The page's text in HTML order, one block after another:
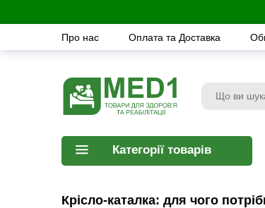
Про нас Оплата та Доставка
Категорії товарів
Крісло-каталка: для чого